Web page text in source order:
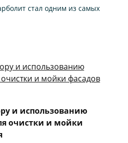
стал одним из самых
и использованию
очистки и мойки